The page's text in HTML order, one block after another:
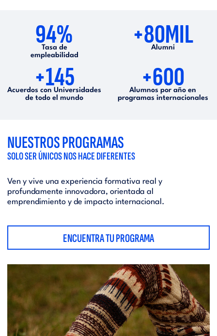
94%
Tasa de
empleabilidad
+80MIL
Alumni
+145
Acuerdos con Universidades
de todo el mundo
+600
Alumnos por año en
programas internacionales
NUESTROS PROGRAMAS
SOLO SER ÚNICOS NOS HACE DIFERENTES
Ven y vive una experiencia formativa real y
profundamente innovadora, orientada al
emprendimiento y de impacto internacional.
ENCUENTRA TU PROGRAMA